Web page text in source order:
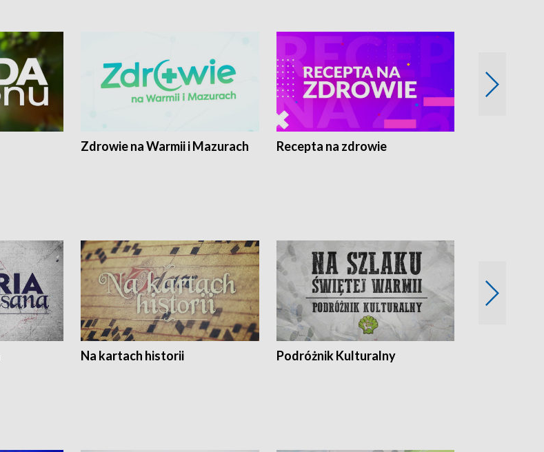
Zdrowie na Warmii i Mazurach Recepta na zdrowie
Na kartach historii Podróżnik Kulturalny